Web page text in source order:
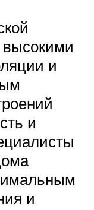
высокими
и
и
и